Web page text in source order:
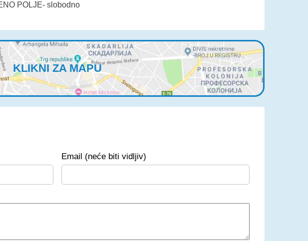
POLJE- slobodno
KLIKNI ZA MAPU
Email (neće biti vidljiv)